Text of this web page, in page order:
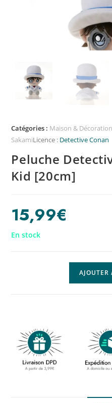
Catégories : Maison & Décoration
SakamiLicence : Detective Conan
Peluche
Kid [20cm]
15,99€
En stock
AJOUTER